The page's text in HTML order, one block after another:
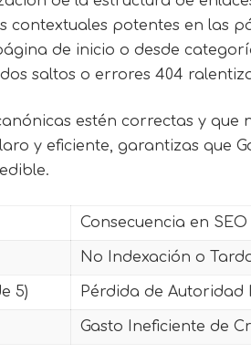
contextuales potentes en las
de inicio o desde
saltos o errores 404
estén correctas y
y eficiente, garantizas que
Consecuencia en SEO
No Indexación o
5) Pérdida de Autoridad
Gasto Ineficiente de